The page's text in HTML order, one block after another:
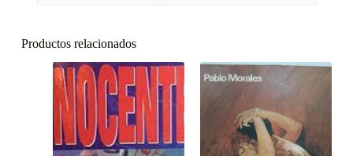
Productos relacionados